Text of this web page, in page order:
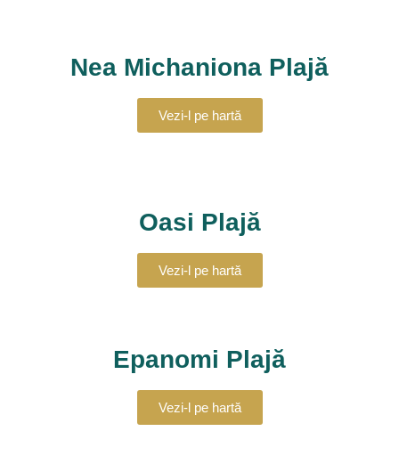
Nea Michaniona Plajă
Vezi-l pe hartă
Oasi Plajă
Vezi-l pe hartă
Epanomi Plajă
Vezi-l pe hartă